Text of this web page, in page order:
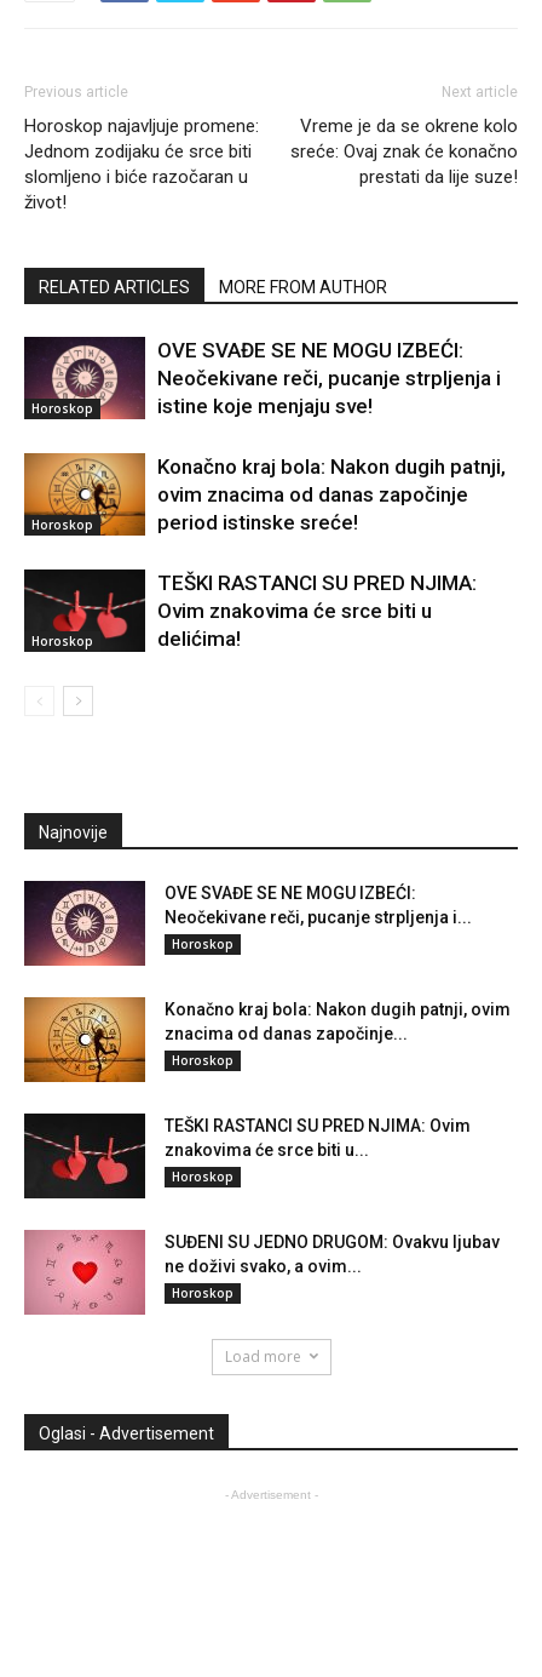
Previous article
Horoskop najavljuje promene:
Jednom zodijaku će srce biti
slomljeno i biće razočaran u
život!
Next article
Vreme je da se okrene kolo
sreće: Ovaj znak će konačno
prestati da lije suze!
RELATED ARTICLES MORE FROM AUTHOR
Horoskop
OVE SVAĐE SE NE MOGU IZBEĆI:
Neočekivane reči, pucanje strpljenja i
istine koje menjaju sve!
Horoskop
Konačno kraj bola: Nakon dugih patnji,
ovim znacima od danas započinje
period istinske sreće!
Horoskop
TEŠKI RASTANCI SU PRED NJIMA:
Ovim znakovima će srce biti u
delićima!
Najnovije
OVE SVAĐE SE NE MOGU IZBEĆI:
Neočekivane reči, pucanje strpljenja i...
Horoskop
Konačno kraj bola: Nakon dugih patnji, ovim
znacima od danas započinje...
Horoskop
TEŠKI RASTANCI SU PRED NJIMA: Ovim
znakovima će srce biti u...
Horoskop
SUĐENI SU JEDNO DRUGOM: Ovakvu ljubav
ne doživi svako, a ovim...
Horoskop
Load more
Oglasi - Advertisement
- Advertisement -